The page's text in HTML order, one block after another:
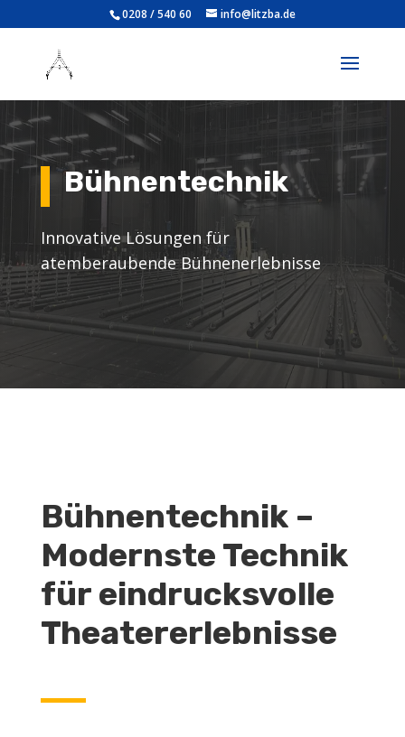
0208 / 540 60 info@litzba.de
Bühnentechnik
Innovative Lösungen für
atemberaubende Bühnenerlebnisse
Bühnentechnik –
Modernste Technik
für eindrucksvolle
Theatererlebnisse